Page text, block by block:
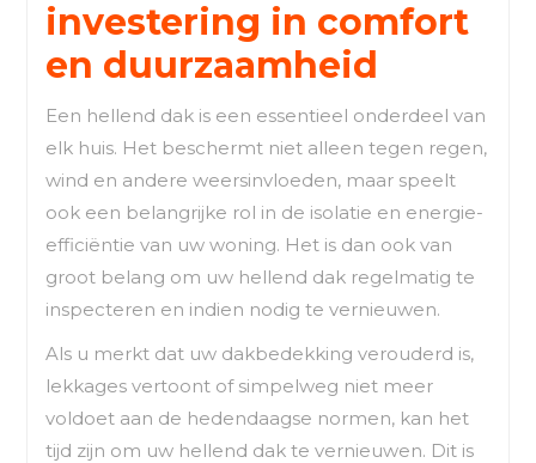
investering in comfort
en duurzaamheid
Een hellend dak is een essentieel onderdeel van
elk huis. Het beschermt niet alleen tegen regen,
wind en andere weersinvloeden, maar speelt
ook een belangrijke rol in de isolatie en energie-
efficiëntie van uw woning. Het is dan ook van
groot belang om uw hellend dak regelmatig te
inspecteren en indien nodig te vernieuwen.
Als u merkt dat uw dakbedekking verouderd is,
lekkages vertoont of simpelweg niet meer
voldoet aan de hedendaagse normen, kan het
tijd zijn om uw hellend dak te vernieuwen. Dit is